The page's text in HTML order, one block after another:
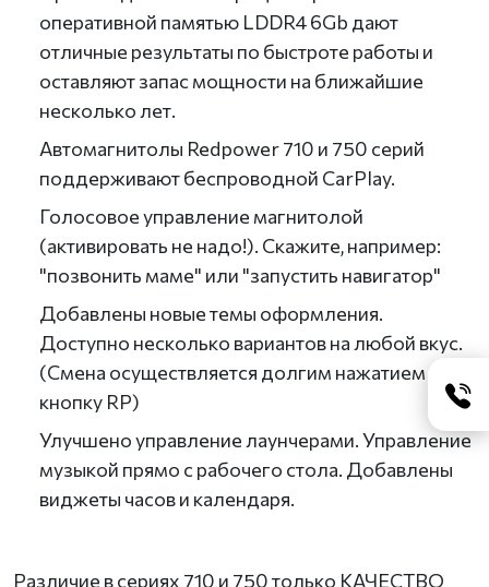
оперативной памятью LDDR4 6Gb дают
отличные результаты по быстроте работы и
оставляют запас мощности на ближайшие
несколько лет.
Автомагнитолы Redpower 710 и 750 серий
поддерживают беспроводной CarPlay.
Голосовое управление магнитолой
(активировать не надо!). Скажите, например:
"позвонить маме" или "запустить навигатор"
Добавлены новые темы оформления.
Доступно несколько вариантов на любой вкус.
(Смена осуществляется долгим нажатием на
кнопку RP)
Улучшено управление лаунчерами. Управление
музыкой прямо с рабочего стола. Добавлены
виджеты часов и календаря.
Различие в сериях 710 и 750 только КАЧЕСТВО